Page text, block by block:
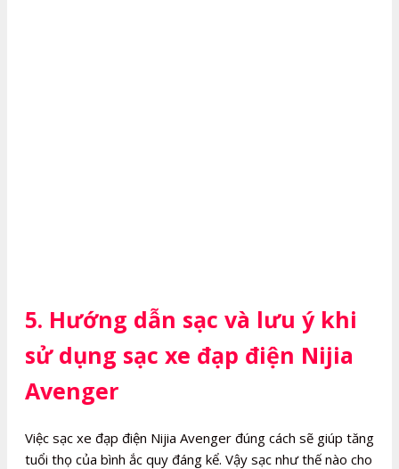
5. Hướng dẫn sạc và lưu ý khi
sử dụng sạc xe đạp điện Nijia
Avenger
Việc sạc xe đạp điện Nijia Avenger đúng cách sẽ giúp tăng
tuổi thọ của bình ắc quy đáng kể. Vậy sạc như thế nào cho